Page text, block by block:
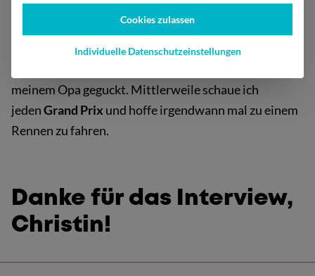
gerne Serien und Filme.
meinem Opa geguckt. Mittlerweile schaue ich
jedenGrand Prix und hoffe irgendwann mal zu einem
Rennen zu fahren.
Danke für das Interview,
Christin!
Cookies zulassen
Individuelle Datenschutzeinstellungen